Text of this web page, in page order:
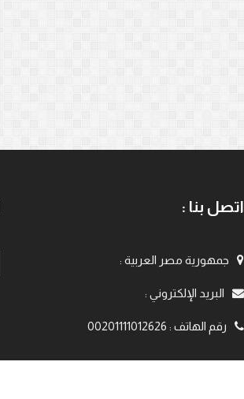
اتصل بنا :
جمهورية مصر العربية:
البريد الإلكتروني:
رقم الهاتف:
00201111012626